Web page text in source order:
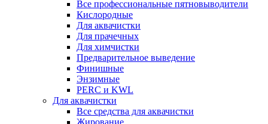
Все профессиональные пятновыводители
Кислородные
Для аквачистки
Для прачечных
Для химчистки
Предварительное выведение
Финишные
Энзимные
PERC и KWL
Для аквачистки
Все средства для аквачистки
Жирование